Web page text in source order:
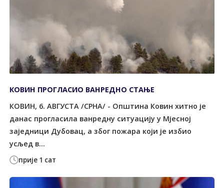
прије 1 сат
КОВИН ПРОГЛАСИО ВАНРЕДНО СТАЊЕ
КОВИН, 6. АВГУСТА /СРНА/ - Општина Ковин хитно је
данас прогласила ванредну ситуацију у Мјесној
заједници Дубовац, а због пожара који је избио
усљед в...